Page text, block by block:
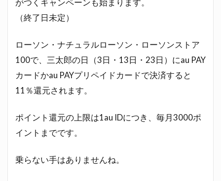
がつくキャンペーンも始まります。
（終了日未定）
ローソン・ナチュラルローソン・ローソンストア
100で、三太郎の日（3日・13日・23日）にau PAY
カードかau PAYプリペイドカードで決済すると
11％還元されます。
ポイント還元の上限は1au IDにつき、毎月3000ポ
イントまでです。
乗らない手はありませんね。